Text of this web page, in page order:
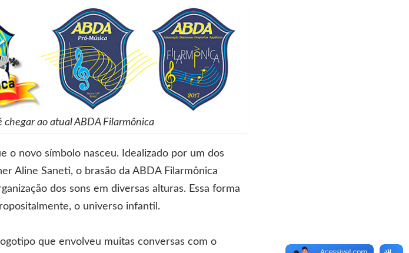
chegar ao atual ABDA Filarmônica
o novo símbolo nasceu. Idealizado por um dos
Aline Saneti, o brasão da ABDA Filarmônica
dos sons em diversas alturas. Essa forma
o universo infantil.
que envolveu muitas conversas com o